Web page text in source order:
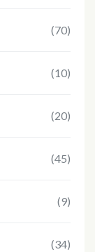
(70)
(10)
(20)
(45)
(9)
(34)